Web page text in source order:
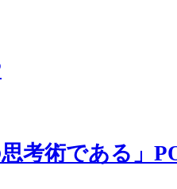
考術である」